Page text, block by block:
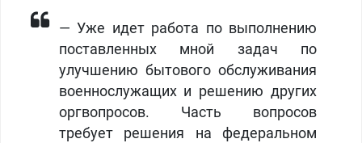
— Уже идет работа по выполнению
поставленных мной задач по
улучшению бытового обслуживания
военнослужащих и решению других
оргвопросов. Часть вопросов
требует решения на федеральном